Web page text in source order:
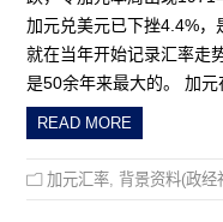
加元兑美元已下挫4.4%
就在当年开始记录汇率走
是50余年来最大的。 加
READ MORE
加元汇率 背景资料(政经